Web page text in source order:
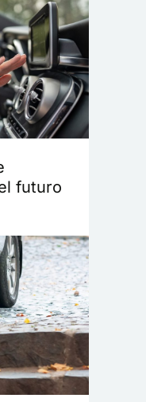
futuro